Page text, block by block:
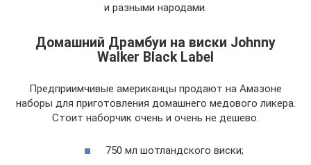
и разными народами.
Домашний Драмбуи на виски Johnny
Walker Black Label
Предприимчивые американцы продают на Амазоне
наборы для приготовления домашнего медового ликера.
Стоит наборчик очень и очень не дешево.
750 мл шотландского виски;